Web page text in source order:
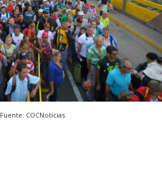
Fuente: COCNoticias